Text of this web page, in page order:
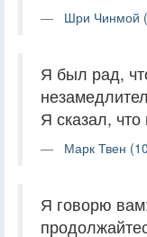
Шри Чинмой
Я был рад,
Я сказал,
Марк Твен
Я говорю